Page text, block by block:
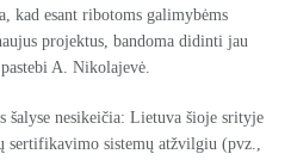
kad esant ribotoms galimybėms
projektus, bandoma didinti jau
A. Nikolajevė.
nesikeičia: Lietuva šioje srityje
sertifikavimo sistemų atžvilgiu (pvz.,